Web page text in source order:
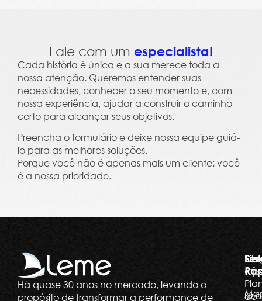
Fale com um especialista!
Cada história é única e a sua merece toda a
nossa atenção. Queremos entender suas
necessidades, conhecer o seu momento e, com
nossa experiência, ajudar a construir o caminho
certo para alcançar seus objetivos.
Preencha o formulário e deixe nossa equipe guiá-
lo para as melhores soluções.
Porque você não é apenas mais um cliente: você
é a nossa prioridade.
Há quase 30 anos no mercado, levando o
propósito de transformar a performance de
de